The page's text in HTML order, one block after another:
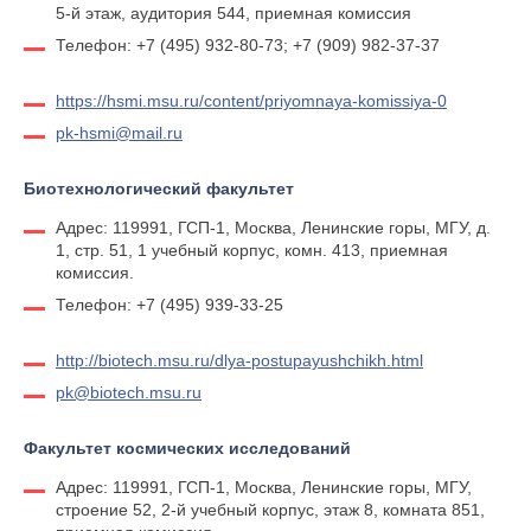
5-й этаж, аудитория 544, приемная комиссия
Телефон: +7 (495) 932-80-73; +7 (909) 982-37-37
https://hsmi.msu.ru/content/priyomnaya-komissiya-0
pk-hsmi@mail.ru
Биотехнологический факультет
Адрес: 119991, ГСП-1, Москва, Ленинские горы, МГУ, д.
1, стр. 51, 1 учебный корпус, комн. 413, приемная
комиссия.
Телефон: +7 (495) 939-33-25
http://biotech.msu.ru/dlya-postupayushchikh.html
pk@biotech.msu.ru
Факультет космических исследований
Адрес: 119991, ГСП-1, Москва, Ленинские горы, МГУ,
строение 52, 2-й учебный корпус, этаж 8, комната 851,